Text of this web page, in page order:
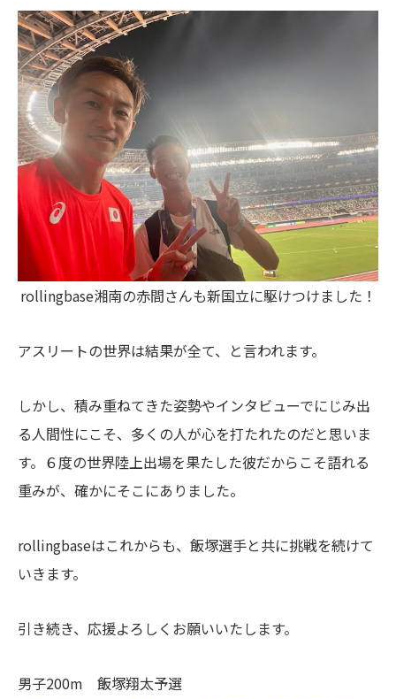
rollingbase湘南の赤間さんも新国立に駆けつけました！
アスリートの世界は結果が全て、と言われます。
しかし、積み重ねてきた姿勢やインタビューでにじみ出
る人間性にこそ、多くの人が心を打たれたのだと思いま
す。６度の世界陸上出場を果たした彼だからこそ語れる
重みが、確かにそこにありました。
rollingbaseはこれからも、飯塚選手と共に挑戦を続けて
いきます。
引き続き、応援よろしくお願いいたします。
男子200m 飯塚翔太予選